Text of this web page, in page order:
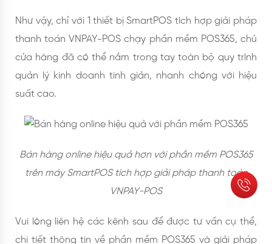
Như vậy, chỉ với 1 thiết bị SmartPOS tích hợp giải pháp
thanh toán VNPAY-POS chạy phần mềm POS365, chủ
cửa hàng đã có thể nắm trong tay toàn bộ quy trình
quản lý kinh doanh tinh giản, nhanh chóng với hiệu
suất cao.
Bán hàng online hiệu quả hơn với phần mềm POS365
trên máy SmartPOS tích hợp giải pháp thanh toán
VNPAY-POS
Vui lòng liên hệ các kênh sau để được tư vấn cụ thể,
chi tiết thông tin về phần mềm POS365 và giải pháp